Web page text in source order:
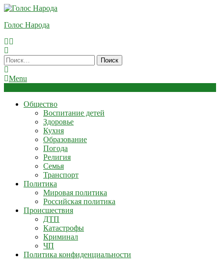
Skip
Content
Голос Народа
Найти:
Menu
Общество
Воспитание детей
Здоровье
Кухня
Образование
Погода
Религия
Семья
Транспорт
Политика
Мировая политика
Российская политика
Происшествия
ДТП
Катастрофы
Криминал
ЧП
Политика конфиденциальности